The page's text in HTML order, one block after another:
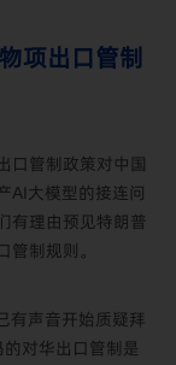
项出口管制
口管制政策对中国
AI大模型的接连问
有理由预见特朗普
制规则。
有声音开始质疑拜
对华出口管制是